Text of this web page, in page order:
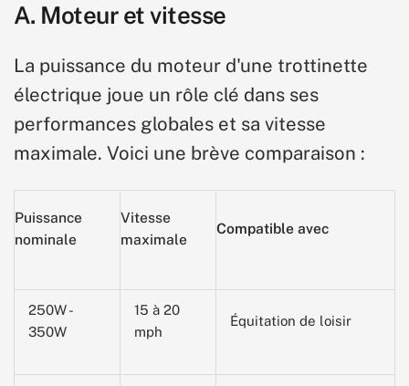
A. Moteur et vitesse
La puissance du moteur d'une trottinette
électrique joue un rôle clé dans ses
performances globales et sa vitesse
maximale. Voici une brève comparaison :
Puissance
nominale
Vitesse
maximale
Compatible avec
250W -
350W
15 à 20
mph
Équitation de loisir